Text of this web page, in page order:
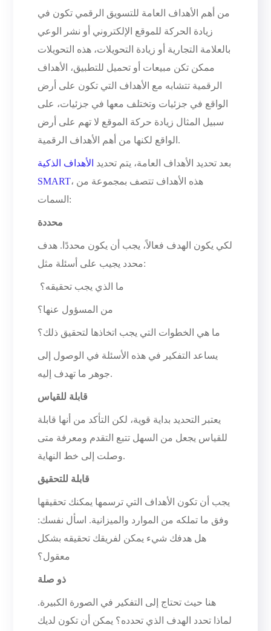
من أهم الأهداف العامة للتسويق الرقمي تكون في
زيادة الحركة للموقع الإلكتروني أو نشر الوعي
بالعلامة التجارية أو زيادة التحويلات، هذه التحويلات
ممكن تكن مبيعات أو تحميل للتطبيق، الأهداف
الرقمية تتشابه مع الأهداف التي تكون على أرض
الواقع في جزئيات وتختلف معها في جزئيات، على
سبيل المثال زيادة حركة الموقع لا تهم على أرض
الواقع لكنها من أهم الأهداف الرقمية.
بعد تحديد الأهداف العامة، يتم تحديد الأهداف الذكية
SMART، هذه الأهداف تتصف بمجموعة من
السمات:
محددة
لكي يكون الهدف فعالاً، يجب أن يكون محددًا. هدف
محدد يجيب على أسئلة مثل:
ما الذي يجب تحقيقه؟
من المسؤول عنها؟
ما هي الخطوات التي يجب اتخاذها لتحقيق ذلك؟
يساعد التفكير في هذه الأسئلة في الوصول إلى
جوهر ما تهدف إليه.
قابلة للقياس
يعتبر التحديد بداية قوية، لكن التأكد من أنها قابلة
للقياس يجعل من السهل تتبع التقدم ومعرفة متى
وصلت إلى خط النهاية.
قابلة للتحقيق
يجب أن تكون الأهداف التي ترسمها يمكنك تحقيقها
وفق ما تملكه من الموارد والميزانية. اسأل نفسك:
هل هدفك شيء يمكن لفريقك تحقيقه بشكل
معقول؟
ذو صلة
هنا حيث تحتاج إلى التفكير في الصورة الكبيرة.
لماذا تحدد الهدف الذي تحدده؟ يمكن أن تكون لديك